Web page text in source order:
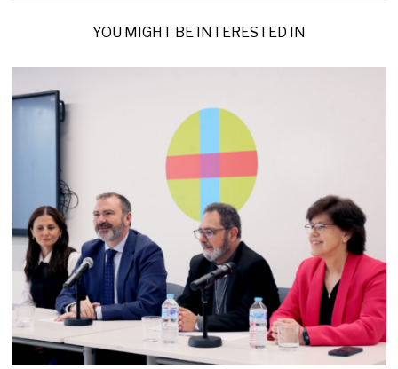
YOU MIGHT BE INTERESTED IN